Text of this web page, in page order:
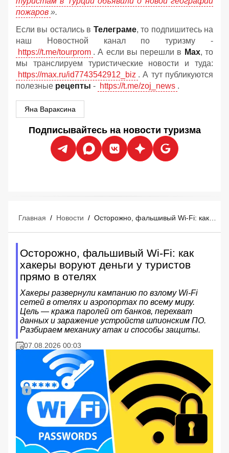
пожаров ».
Если вы остались в Телеграме, то подпишитесь на
наш Новостной канал по туризму -
https://t.me/tourprom . А если вы перешли в Мах, то
мы транслируем туристические новости и туда:
https://max.ru/id7743542912_biz . А тут публикуются
полезные рецепты - https://t.me/zoj_news .
Яна Вараксина
Подписывайтесь на новости туризма
Главная / Новости /
Осторожно, фальшивый Wi-Fi: как
хакеры воруют деньги у туристов
прямо в отелях
Хакеры развернули кампанию по взлому Wi-Fi
сетей в отелях и аэропортах по всему миру.
Цель — кража паролей от банков, перехват
данных и заражение устройств шпионским ПО.
Разбираем механику атак и способы защиты.
07.08.2026 00:03